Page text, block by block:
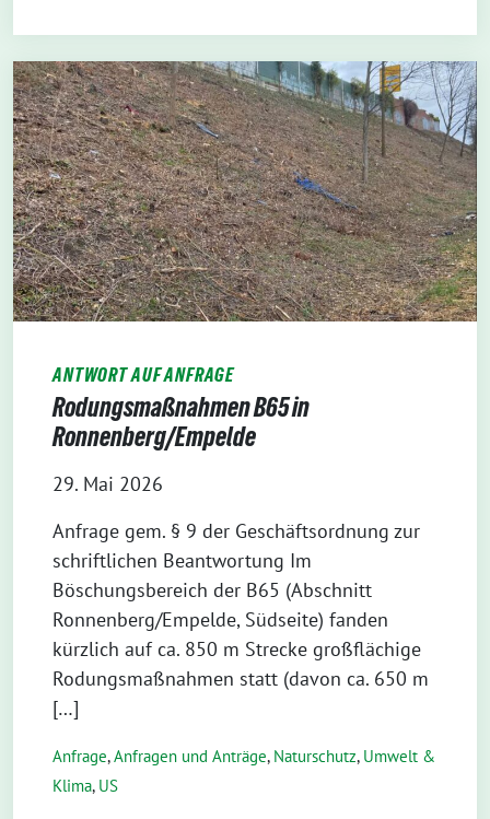
ANTWORT AUF ANFRAGE
Rodungsmaßnahmen B65 in
Ronnenberg/Empelde
29. Mai 2026
Anfrage gem. § 9 der Geschäftsordnung zur
schriftlichen Beantwortung Im
Böschungsbereich der B65 (Abschnitt
Ronnenberg/Empelde, Südseite) fanden
kürzlich auf ca. 850 m Strecke großflächige
Rodungsmaßnahmen statt (davon ca. 650 m
[…]
Anfrage,Anfragen und Anträge, Naturschutz, Umwelt &
Klima, US